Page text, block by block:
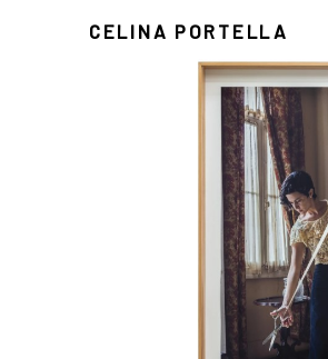
CELINA PORTELLA